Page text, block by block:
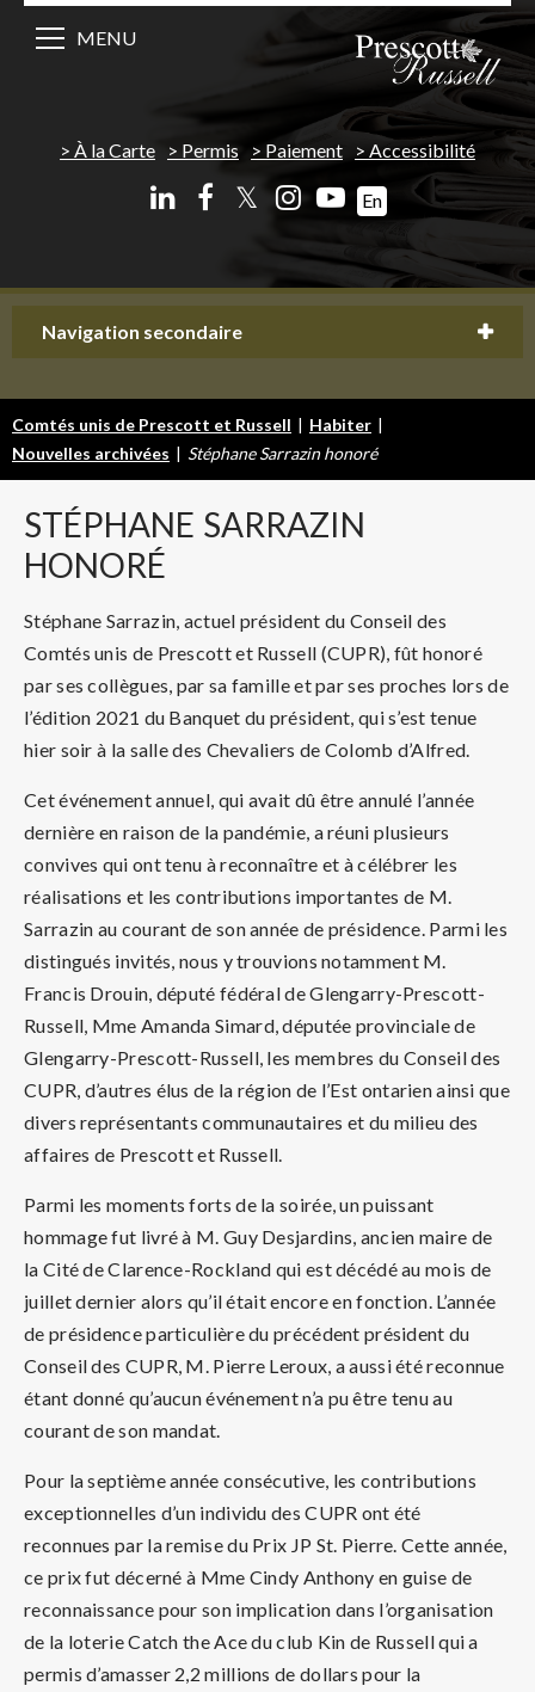
À la Carte Permis Paiement Accessibilité
𝕏 En
MENU
Navigation secondaire
Comtés unis de Prescott et Russell | Habiter |
Nouvelles archivées | Stéphane Sarrazin honoré
STÉPHANE SARRAZIN
HONORÉ
Stéphane Sarrazin, actuel président du Conseil des
Comtés unis de Prescott et Russell (CUPR), fût honoré
par ses collègues, par sa famille et par ses proches lors de
l’édition 2021 du Banquet du président, qui s’est tenue
hier soir à la salle des Chevaliers de Colomb d’Alfred.
Cet événement annuel, qui avait dû être annulé l’année
dernière en raison de la pandémie, a réuni plusieurs
convives qui ont tenu à reconnaître et à célébrer les
réalisations et les contributions importantes de M.
Sarrazin au courant de son année de présidence. Parmi les
distingués invités, nous y trouvions notamment M.
Francis Drouin, député fédéral de Glengarry-Prescott-
Russell, Mme Amanda Simard, députée provinciale de
Glengarry-Prescott-Russell, les membres du Conseil des
CUPR, d’autres élus de la région de l’Est ontarien ainsi que
divers représentants communautaires et du milieu des
affaires de Prescott et Russell.
Parmi les moments forts de la soirée, un puissant
hommage fut livré à M. Guy Desjardins, ancien maire de
la Cité de Clarence-Rockland qui est décédé au mois de
juillet dernier alors qu’il était encore en fonction. L’année
de présidence particulière du précédent président du
Conseil des CUPR, M. Pierre Leroux, a aussi été reconnue
étant donné qu’aucun événement n’a pu être tenu au
courant de son mandat.
Pour la septième année consécutive, les contributions
exceptionnelles d’un individu des CUPR ont été
reconnues par la remise du Prix JP St. Pierre. Cette année,
ce prix fut décerné à Mme Cindy Anthony en guise de
reconnaissance pour son implication dans l’organisation
de la loterie Catch the Ace du club Kin de Russell qui a
permis d’amasser 2,2 millions de dollars pour la